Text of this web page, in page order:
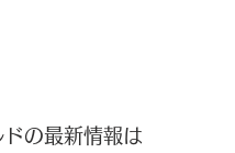
の最新情報は